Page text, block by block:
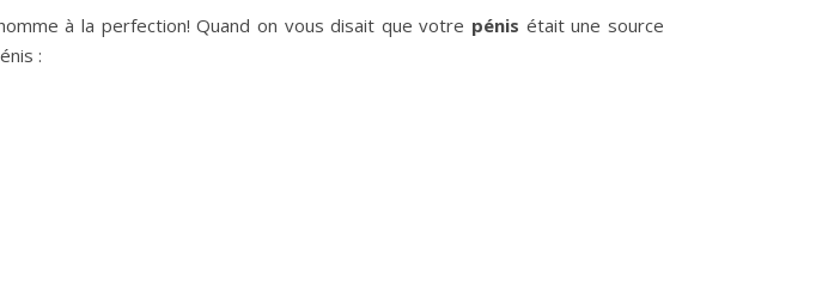
à la perfection! Quand on vous disait que votre pénis était une source
: